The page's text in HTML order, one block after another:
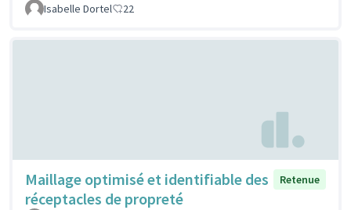
Isabelle Dortel 22
Maillage optimisé et identifiable des
réceptacles de propreté
Retenue